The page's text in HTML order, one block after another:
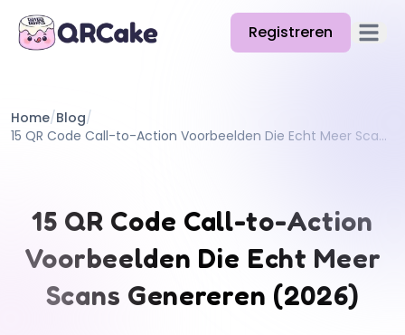
Registreren
Prijzen
Docs
Help
API
Home/Blog/
15 QR Code Call-to-Action Voorbeelden Die Echt Meer Scans Genereren (2026)
15 QR Code Call-to-Action
Voorbeelden Die Echt Meer
Scans Genereren (2026)